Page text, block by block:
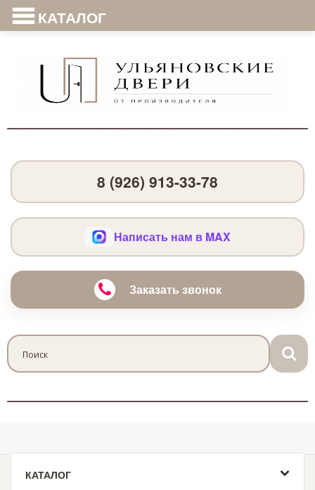
КАТАЛОГ
8 (926) 913-33-78
Написать нам в MAX
Заказать звонок
КАТАЛОГ